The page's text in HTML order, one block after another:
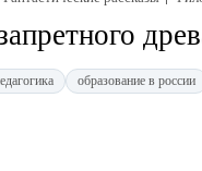
образование в россии